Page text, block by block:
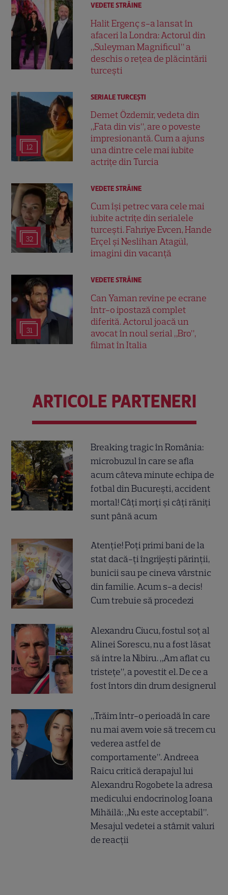
VEDETE STRĂINE
Halit Ergenç s-a lansat în
afaceri la Londra: Actorul din
„Suleyman Magnificul” a
deschis o rețea de plăcintării
turcești
12
SERIALE TURCEŞTI
Demet Özdemir, vedeta din
„Fata din vis”, are o poveste
impresionantă. Cum a ajuns
una dintre cele mai iubite
actrițe din Turcia
32
VEDETE STRĂINE
Cum își petrec vara cele mai
iubite actrițe din serialele
turcești. Fahriye Evcen, Hande
Erçel și Neslihan Atagül,
imagini din vacanță
31
VEDETE STRĂINE
Can Yaman revine pe ecrane
într-o ipostază complet
diferită. Actorul joacă un
avocat în noul serial „Bro”,
filmat în Italia
ARTICOLE PARTENERI
Breaking tragic în România:
microbuzul în care se afla
acum câteva minute echipa de
fotbal din București, accident
mortal! Câți morți și câți răniți
sunt până acum
Atenție! Poți primi bani de la
stat dacă-ți îngrijești părinții,
bunicii sau pe cineva vârstnic
din familie. Acum s-a decis!
Cum trebuie să procedezi
Alexandru Ciucu, fostul soț al
Alinei Sorescu, nu a fost lăsat
să intre la Nibiru. „Am aflat cu
tristețe”, a povestit el. De ce a
fost întors din drum designerul
„Trăim într-o perioadă în care
nu mai avem voie să trecem cu
vederea astfel de
comportamente”. Andreea
Raicu critică derapajul lui
Alexandru Rogobete la adresa
medicului endocrinolog Ioana
Mihăilă: „Nu este acceptabil”.
Mesajul vedetei a stârnit valuri
de reacții